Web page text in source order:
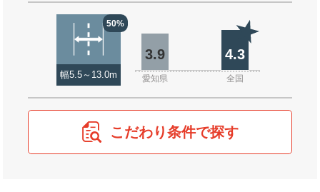
50%
幅5.5～13.0m
3.9 4.3
愛知県 全国
こだわり条件で探す